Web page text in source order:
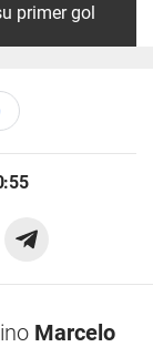
primer gol
Marcelo